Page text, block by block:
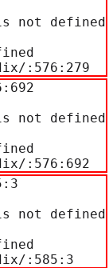
not defined
:576:279
not defined
:576:692
not defined
:585:3